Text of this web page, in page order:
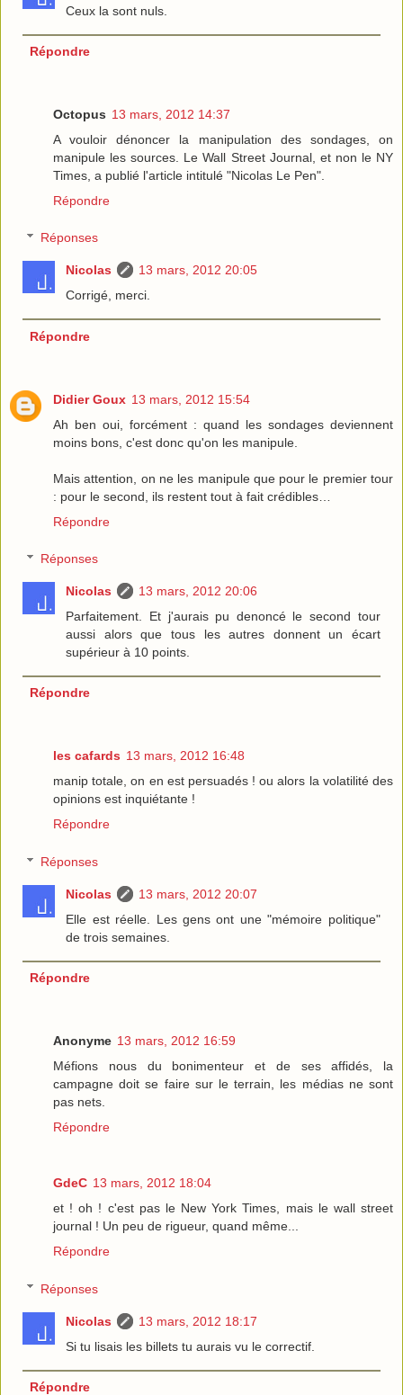
Ceux la sont nuls.
Répondre
Octopus 13 mars, 2012 14:37
A vouloir dénoncer la manipulation des sondages, on
manipule les sources. Le Wall Street Journal, et non le NY
Times, a publié l'article intitulé "Nicolas Le Pen".
Répondre
Réponses
Nicolas
13 mars, 2012 20:05
Corrigé, merci.
Répondre
Didier Goux 13 mars, 2012 15:54
Ah ben oui, forcément : quand les sondages deviennent
moins bons, c'est donc qu'on les manipule.
Mais attention, on ne les manipule que pour le premier tour
: pour le second, ils restent tout à fait crédibles…
Répondre
Réponses
Nicolas
13 mars, 2012 20:06
Parfaitement. Et j'aurais pu denoncé le second tour
aussi alors que tous les autres donnent un écart
supérieur à 10 points.
Répondre
les cafards 13 mars, 2012 16:48
manip totale, on en est persuadés ! ou alors la volatilité des
opinions est inquiétante !
Répondre
Réponses
Nicolas
13 mars, 2012 20:07
Elle est réelle. Les gens ont une "mémoire politique"
de trois semaines.
Répondre
Anonyme 13 mars, 2012 16:59
Méfions nous du bonimenteur et de ses affidés, la
campagne doit se faire sur le terrain, les médias ne sont
pas nets.
Répondre
GdeC 13 mars, 2012 18:04
et ! oh ! c'est pas le New York Times, mais le wall street
journal ! Un peu de rigueur, quand même...
Répondre
Réponses
Nicolas
13 mars, 2012 18:17
Si tu lisais les billets tu aurais vu le correctif.
Répondre